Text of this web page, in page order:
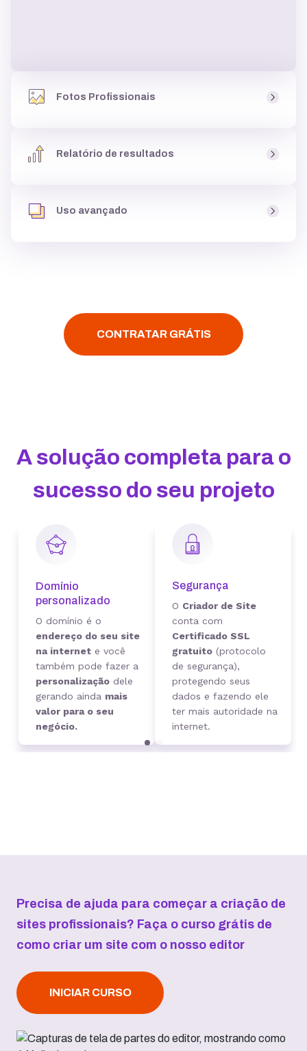
Fotos Profissionais
uma biblioteca de imagens, com milhares de
gratuitas
Relatório de resultados
páginas mais visitadas
entender se o site está
e ainda tem
Uso avançado
CONTRATAR GRÁTIS
A solução completa para o
sucesso do seu projeto
Domínio
personalizado
O domínio é o
endereço do seu site
na internet e você
também pode fazer a
personalização dele
gerando ainda mais
valor para o seu
negócio.
Segurança
O Criador de Site
conta com
Certificado SSL
gratuito (protocolo
de segurança),
protegendo seus
dados e fazendo ele
ter mais autoridade na
internet.
Precisa de ajuda para começar a criação de
sites profissionais? Faça o curso grátis de
como criar um site com o nosso editor
INICIAR CURSO